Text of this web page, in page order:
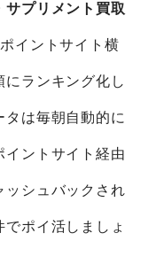
サプリメント買取
イントサイト横
にランキング化し
タは毎朝自動的に
イントサイト経由
ッシュバックされ
ポイ活しましょ